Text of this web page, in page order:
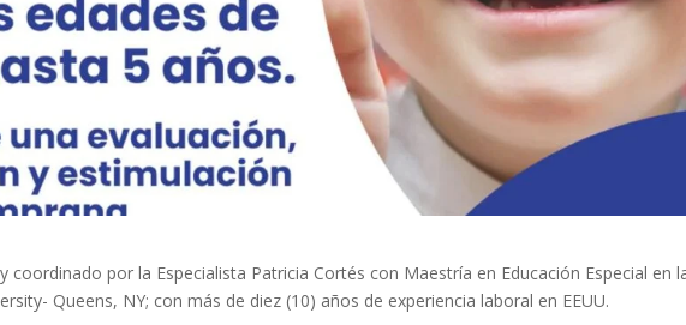
coordinado por la Especialista Patricia Cortés con Maestría en Educación Especial en
Queens, NY; con más de diez (10) años de experiencia laboral en EEUU.